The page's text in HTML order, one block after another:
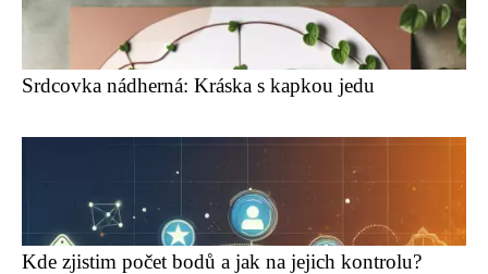
Srdcovka nádherná: Kráska s kapkou jedu
Kde zjistim počet bodů a jak na jejich kontrolu?